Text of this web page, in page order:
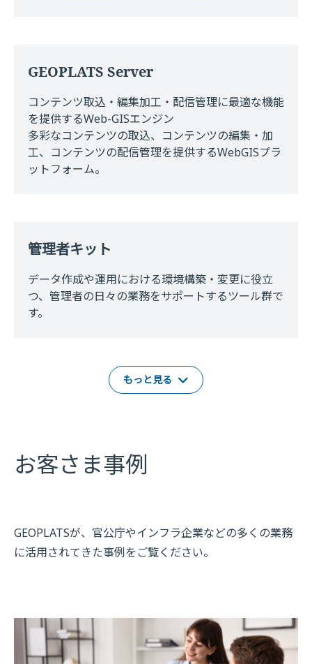
GEOPLATS Server
コンテンツ取込・編集加工・配信管理に最適な機能
を提供するWeb-GISエンジン
多彩なコンテンツの取込、コンテンツの編集・加
工、コンテンツの配信管理を提供するWebGISプラ
ットフォーム。
管理者キット
データ作成や運用における環境構築・変更に役立
つ、管理者の日々の業務をサポートするツール群で
す。
もっと見る
お客さま事例
GEOPLATSが、官公庁やインフラ企業などの多くの業務
に活用されてきた事例をご覧ください。